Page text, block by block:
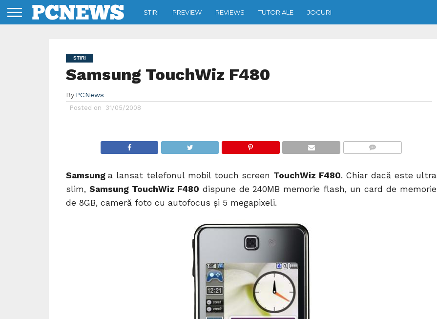
STIRI PREVIEW REVIEWS TUTORIALE JOCURI
STIRI
Samsung TouchWiz F480
By PCNews
Posted on 31/05/2008
Samsunga lansat telefonul mobil touch screen TouchWiz F480. Chiar dacă este ultra
slim, Samsung TouchWiz F480 dispune de 240MB memorie flash, un card de memorie
de 8GB, cameră foto cu autofocus şi 5 megapixeli.